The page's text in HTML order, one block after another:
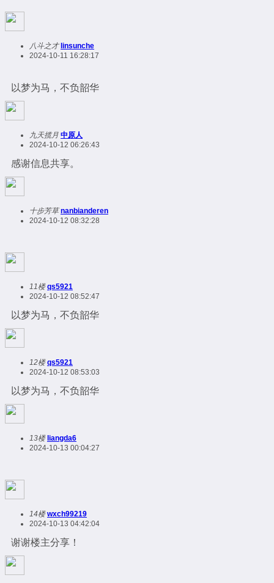
八斗之才 linsunche
2024-10-11 16:28:17
以梦为马，不负韶华
九天揽月 中原人
2024-10-12 06:26:43
感谢信息共享。
十步芳草 nanbianderen
2024-10-12 08:32:28
11楼 qs5921
2024-10-12 08:52:47
以梦为马，不负韶华
12楼 qs5921
2024-10-12 08:53:03
以梦为马，不负韶华
13楼 liangda6
2024-10-13 00:04:27
14楼 wxch99219
2024-10-13 04:42:04
谢谢楼主分享！